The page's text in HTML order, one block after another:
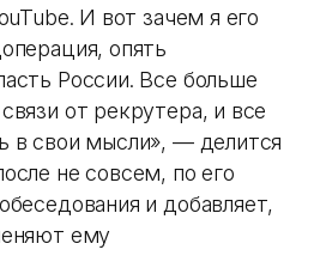
И вот зачем я его
опять
России. Все больше
от рекрутера, и все
в свои мысли», — делится
не совсем, по его
и добавляет,
ему